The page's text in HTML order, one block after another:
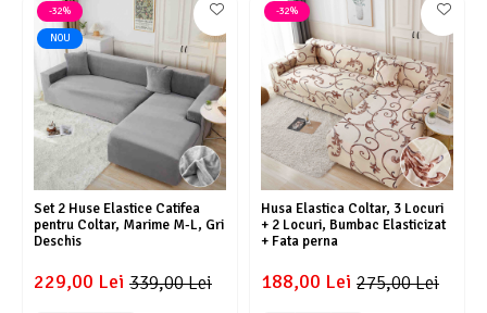
-32%
NOU
Set 2 Huse Elastice Catifea
pentru Coltar, Marime M-L, Gri
Deschis
339,00 Lei
229,00 Lei
-32%
Husa Elastica Coltar, 3 Locuri
+ 2 Locuri, Bumbac Elasticizat
+ Fata perna
275,00 Lei
188,00 Lei